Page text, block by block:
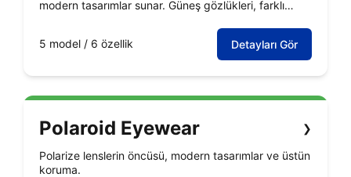
modern tasarımlar sunar. Güneş gözlükleri, farklı
5 model / 6 özellik
Detayları Gör
Polaroid Eyewear ❯
Polarize lenslerin öncüsü, modern tasarımlar ve üstün
koruma.